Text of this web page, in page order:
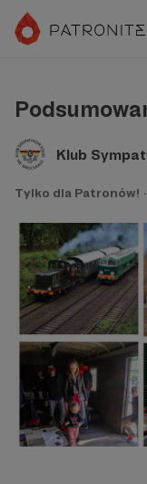
Klub
Tylko dla Patronów! ·